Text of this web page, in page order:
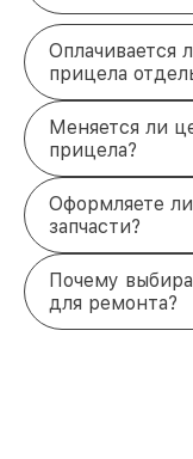
Оплачивается
прицела
Меняется ли
прицела?
Оформляете
запчасти?
Почему
для ремонта?